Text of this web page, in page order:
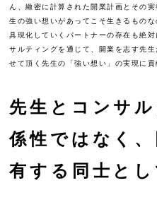
ん、緻密に計算された開業計画とその
生の強い想いがあってこそ生きるもの
具現化していくパートナーの存在も絶
サルティングを通じて、開業を志す先
せて頂く先生の「強い想い」の実現に
先生とコンサ
係性ではなく
有する同士とし